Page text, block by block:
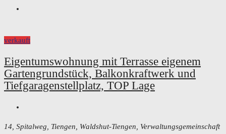
verkauft
Eigentumswohnung mit Terrasse eigenem
Gartengrundstück, Balkonkraftwerk und
Tiefgaragenstellplatz, TOP Lage
14, Spitalweg, Tiengen, Waldshut-Tiengen, Verwaltungsgemeinschaft